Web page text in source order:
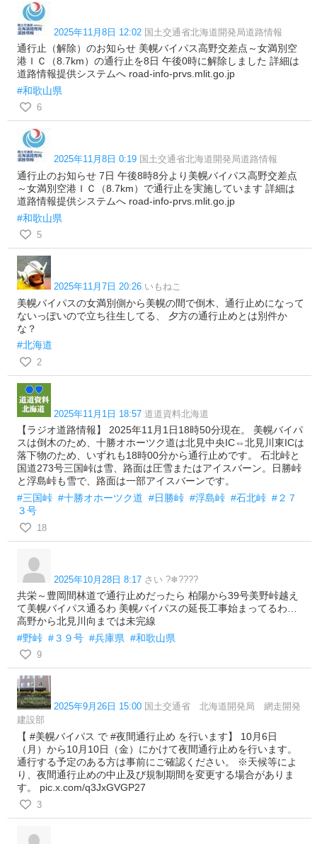
2025年11月8日 12:02 国土交通省北海道開発局道路情報
通行止（解除）のお知らせ 美幌バイパス高野交差点～女満別空
港ＩＣ（8.7km）の通行止を8日 午後0時に解除しました 詳細は
道路情報提供システムへ road-info-prvs.mlit.go.jp
#和歌山県
6
2025年11月8日 0:19 国土交通省北海道開発局道路情報
通行止のお知らせ 7日 午後8時8分より美幌バイパス高野交差点
～女満別空港ＩＣ（8.7km）で通行止を実施しています 詳細は
道路情報提供システムへ road-info-prvs.mlit.go.jp
#和歌山県
5
2025年11月7日 20:26 いもねこ
美幌バイパスの女満別側から美幌の間で倒木、通行止めになって
ないっぽいので立ち往生してる、 夕方の通行止めとは別件か
な？
#北海道
2
2025年11月1日 18:57 道道資料北海道
【ラジオ道路情報】 2025年11月1日18時50分現在。 美幌バイパ
スは倒木のため、十勝オホーツク道は北見中央IC⇔北見川東ICは
落下物のため、いずれも18時00分から通行止めです。 石北峠と
国道273号三国峠は雪、路面は圧雪またはアイスバーン。日勝峠
と浮島峠も雪で、路面は一部アイスバーンです。
#三国峠 #十勝オホーツク道 #日勝峠 #浮島峠 #石北峠 #２７
３号
18
2025年10月28日 8:17 さい ?❄????
共栄～豊岡間林道で通行止めだったら 柏陽から39号美野峠越え
て美幌バイパス通るわ 美幌バイパスの延長工事始まってるわ…
高野から北見川向までは未完線
#野峠 #３９号 #兵庫県 #和歌山県
9
2025年9月26日 15:00 国土交通省 北海道開発局 網走開発
建設部
【 #美幌バイパス で #夜間通行止め を行います】 10月6日
（月）から10月10日（金）にかけて夜間通行止めを行います。
通行する予定のある方は事前にご確認ください。 ※天候等によ
り、夜間通行止めの中止及び規制期間を変更する場合がありま
す。 pic.x.com/q3JxGVGP27
3